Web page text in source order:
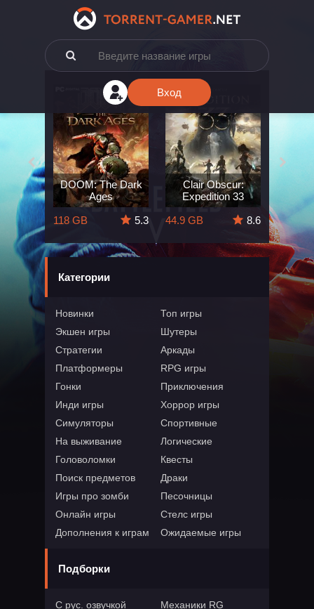
Вход
The
5.7
DOOM: The Dark
Ages
118 GB
5.3
Clair Obscur:
Expedition 33
44.9 GB
8.6
164 GB
Категории
Новинки
Топ игры
Экшен игры
Шутеры
Стратегии
Аркады
Платформеры
RPG игры
Гонки
Приключения
Инди игры
Хоррор игры
Симуляторы
Спортивные
На выживание
Логические
Головоломки
Квесты
Поиск предметов
Драки
Игры про зомби
Песочницы
Онлайн игры
Стелс игры
Дополнения к играм
Ожидаемые игры
Подборки
С рус. озвучкой
Механики RG